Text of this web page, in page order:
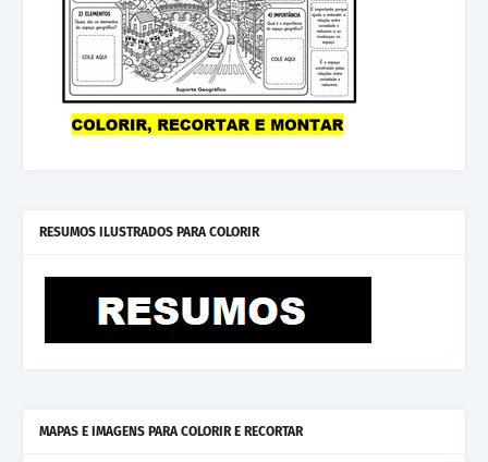
RESUMOS ILUSTRADOS PARA COLORIR
MAPAS E IMAGENS PARA COLORIR E RECORTAR